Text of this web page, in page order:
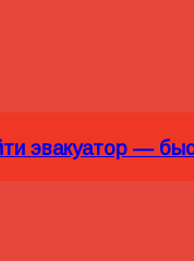
эвакуатор —